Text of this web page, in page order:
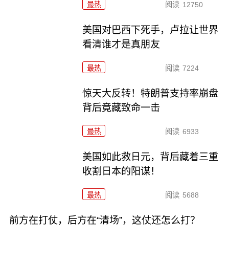
最热 阅读 12750
美国对巴西下死手，卢拉让世界
看清谁才是真朋友
最热 阅读 7224
惊天大反转！特朗普支持率崩盘
背后竟藏致命一击
最热 阅读 6933
美国如此救日元，背后藏着三重
收割日本的阳谋！
最热 阅读 5688
前方在打仗，后方在“清场”，这仗还怎么打？